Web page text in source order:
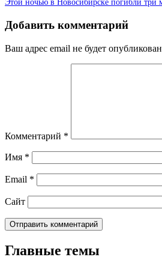
Этой ночью в Новосибирске погибли три
Добавить комментарий
Ваш адрес email не будет
Комментарий *
Имя *
Email *
Сайт
Главные темы